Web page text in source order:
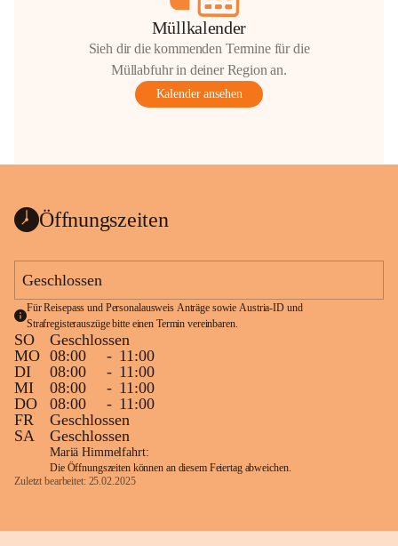
Müllkalender
Sieh dir die kommenden Termine für die
Müllabfuhr in deiner Region an.
Kalender ansehen
Öffnungszeiten
Geschlossen
Für Reisepass und Personalausweis Anträge sowie Austria-ID und
Strafregisterauszüge bitte einen Termin vereinbaren.
SO
Geschlossen
MO 08:00 - 11:00
DI
08:00 - 11:00
MI
08:00 - 11:00
DO
08:00 - 11:00
FR
Geschlossen
SA
Geschlossen
Mariä Himmelfahrt:
Die Öffnungszeiten können an diesem Feiertag abweichen.
Zuletzt bearbeitet: 25.02.2025